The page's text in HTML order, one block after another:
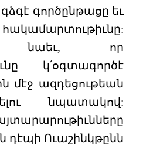
գործընթացը եւ
նաեւ, որ
կ՛օգտագործէ
մէջ ազդեցութեան
նպատակով:
դէպի Ուաշինկթընն